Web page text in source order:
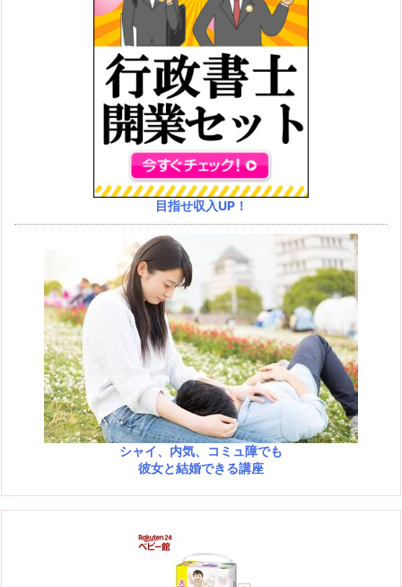
目指せ収入UP！
シャイ、内気、コミュ障でも
彼女と結婚できる講座